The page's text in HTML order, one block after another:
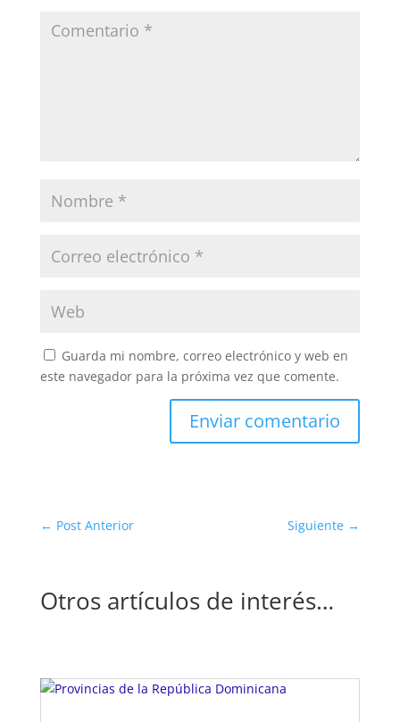
Guarda mi nombre, correo electrónico y web en
este navegador para la próxima vez que comente.
Enviar comentario
← Post Anterior Siguiente →
Otros artículos de interés…